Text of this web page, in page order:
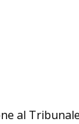
al